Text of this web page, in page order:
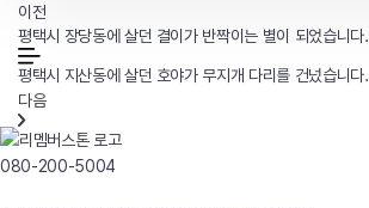
이전
평택시 장당동에 살던 결이가 반짝이는 별이 되었습니다.
평택시 지산동에 살던 호야가 무지개 다리를 건넜습니다.
다음
080-200-5004